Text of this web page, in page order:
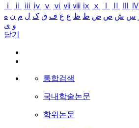
ⅰ
ⅱ ⅲ ⅳ ⅴ ⅵ ⅶ ⅷ ⅸ ⅹ Ⅳ
س ش ص ض ط ظ ع غ ف ق ک ل م ن ه
و ی
닫기
통합검색
국내학술논문
학위논문